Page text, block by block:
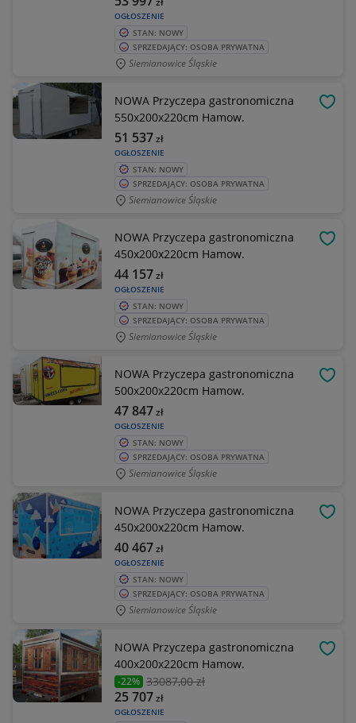
OGŁOSZENIE
STAN: NOWY
SPRZEDAJĄCY: OSOBA PRYWATNA
Siemianowice Śląskie
NOWA Przyczepa gastronomiczna
550x200x220cm Hamow.
OGŁOSZENIE
51 537zł
STAN: NOWY
SPRZEDAJĄCY: OSOBA PRYWATNA
Siemianowice Śląskie
NOWA Przyczepa gastronomiczna
450x200x220cm Hamow.
OGŁOSZENIE
44 157zł
STAN: NOWY
SPRZEDAJĄCY: OSOBA PRYWATNA
Siemianowice Śląskie
NOWA Przyczepa gastronomiczna
500x200x220cm Hamow.
OGŁOSZENIE
47 847zł
STAN: NOWY
SPRZEDAJĄCY: OSOBA PRYWATNA
Siemianowice Śląskie
NOWA Przyczepa gastronomiczna
450x200x220cm Hamow.
OGŁOSZENIE
40 467zł
STAN: NOWY
SPRZEDAJĄCY: OSOBA PRYWATNA
Siemianowice Śląskie
NOWA Przyczepa gastronomiczna
400x200x220cm Hamow.
-22% 33087,00 zł
OGŁOSZENIE
25 707zł